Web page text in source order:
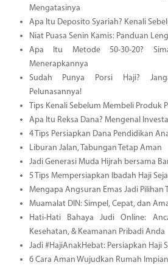
Mengatasinya
Apa Itu Deposito Syariah? Kenali
Niat Puasa Senin Kamis: Panduan
Apa Itu Metode 50-30-20?
Menerapkannya
Sudah Punya Porsi Haji?
Pelunasannya!
Tips Kenali Sebelum Membeli Produk
Apa Itu Reksa Dana? Mengenal
4 Tips Persiapkan Dana Pendidikan
Liburan Jalan, Tabungan Tetap Aman
Jadi Generasi Muda Hijrah bersama
5 Tips Mempersiapkan Ibadah Haji
Mengapa Angsuran Emas Jadi Pilihan
Muamalat DIN: Simpel, Cepat, dan
Hati-Hati Bahaya Judi Online:
Kesehatan, & Keamanan Pribadi Anda
Jadi #HajiAnakHebat: Persiapkan Haji
6 Cara Aman Wujudkan Rumah Impian